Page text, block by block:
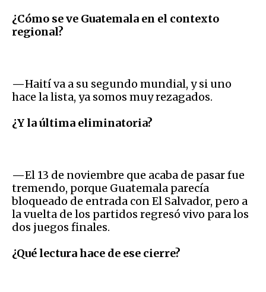
¿Cómo se ve Guatemala en el contexto
regional?
—Haití va a su segundo mundial, y si uno
hace la lista, ya somos muy rezagados.
¿Y la última eliminatoria?
—El 13 de noviembre que acaba de pasar fue
tremendo, porque Guatemala parecía
bloqueado de entrada con El Salvador, pero a
la vuelta de los partidos regresó vivo para los
dos juegos finales.
¿Qué lectura hace de ese cierre?